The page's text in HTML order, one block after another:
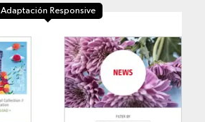
Adaptación Responsive